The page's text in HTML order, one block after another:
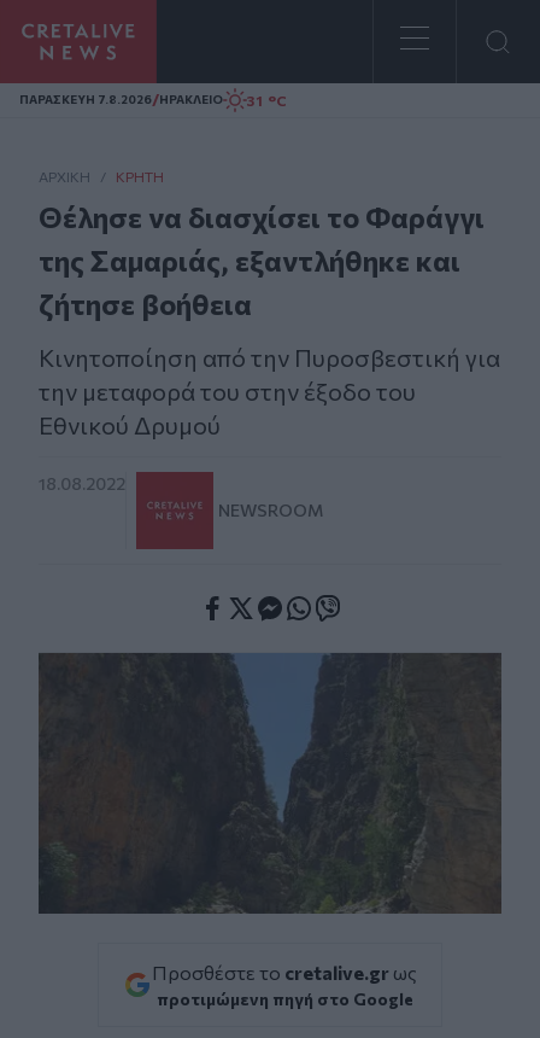
Homepage
ΠΑΡΑΣΚΕΥΗ 7.8.2026/ΗΡΑΚΛΕΙΟ 31 °C
ΑΡΧΙΚΗ / ΚΡΉΤΗ
Θέλησε να διασχίσει το Φαράγγι
της Σαμαριάς, εξαντλήθηκε και
ζήτησε βοήθεια
Κινητοποίηση από την Πυροσβεστική για
την μεταφορά του στην έξοδο του
Εθνικού Δρυμού
18.08.2022
NEWSROOM
Προσθέστε το cretalive.gr ως
προτιμώμενη πηγή στο Google